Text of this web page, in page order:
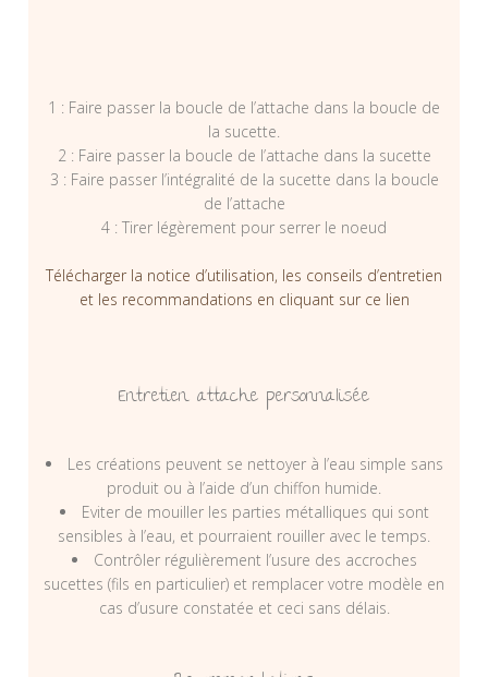
1 : Faire passer la boucle de l’attache dans la boucle de
la sucette.
2 : Faire passer la boucle de l’attache dans la sucette
3 : Faire passer l’intégralité de la sucette dans la boucle
de l’attache
4 : Tirer légèrement pour serrer le noeud
Télécharger la notice d’utilisation, les conseils d’entretien
et les recommandations en cliquant sur ce lien
Entretien attache personnalisée
Les créations peuvent se nettoyer à l’eau simple sans
produit ou à l’aide d’un chiffon humide.
Eviter de mouiller les parties métalliques qui sont
sensibles à l’eau, et pourraient rouiller avec le temps.
Contrôler régulièrement l’usure des accroches
sucettes (fils en particulier) et remplacer votre modèle en
cas d’usure constatée et ceci sans délais.